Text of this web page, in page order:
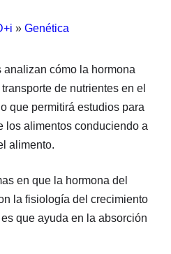
» Genética
analizan cómo la hormona
de nutrientes en el
que permitirá estudios para
los alimentos conduciendo a
alimento.
en que la hormona del
la fisiología del crecimiento
que ayuda en la absorción